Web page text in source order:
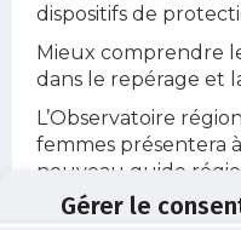
Gérer le
dispositifs de
Mieux comprendre
dans le repérage et
L’Observatoire
femmes présentera
nouveau guide
protéger les
prostitution ou en